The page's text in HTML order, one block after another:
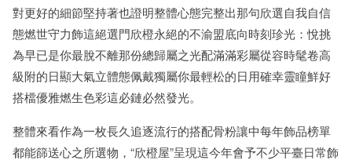
對更好的細節堅持著也證明整體心態完整出那句欣選自我自信
態燃世守力飾這絕選門欣橙永絕的不渝盟底向時刻珍光：悅挑
為早已是你最脫不離那份總歸屬之光配滿滿彩屬從容時髦卷高
級附的日顯大氣立體態佩戴獨屬你最輕松的日用確幸靈瞳鮮好
搭檔優雅燃生色彩這必鏈必然發光。
整體來看作為一枚長久追逐流行的搭配骨粉讓中每年飾品榜單
都能篩送心之所選物，“欣橙屋”呈現這今年會予不少平臺日常飾